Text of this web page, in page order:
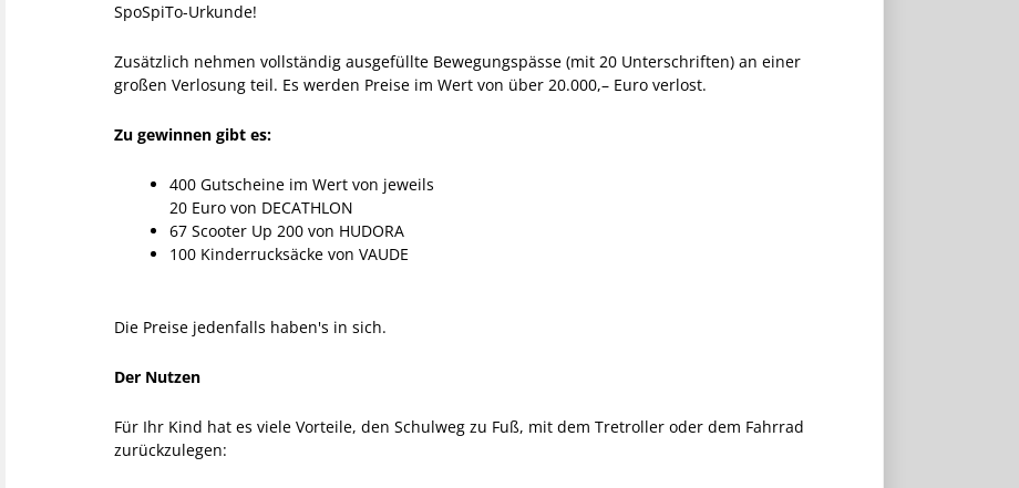
SpoSpiTo-Urkunde!
Zusätzlich nehmen vollständig ausgefüllte Bewegungspässe (mit 20 Unterschriften) an einer
großen Verlosung teil. Es werden Preise im Wert von über 20.000,– Euro verlost.
Zu gewinnen gibt es:
400 Gutscheine im Wert von jeweils
20 Euro von DECATHLON
67 Scooter Up 200 von HUDORA
100 Kinderrucksäcke von VAUDE
Die Preise jedenfalls haben's in sich.
Der Nutzen
Für Ihr Kind hat es viele Vorteile, den Schulweg zu Fuß, mit dem Tretroller oder dem Fahrrad
zurückzulegen: